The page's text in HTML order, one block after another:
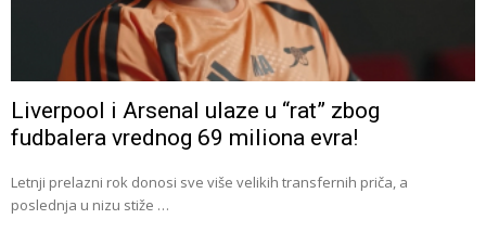
Liverpool i Arsenal ulaze u “rat” zbog
fudbalera vrednog 69 miliona evra!
Letnji prelazni rok donosi sve više velikih transfernih priča, a
poslednja u nizu stiže …